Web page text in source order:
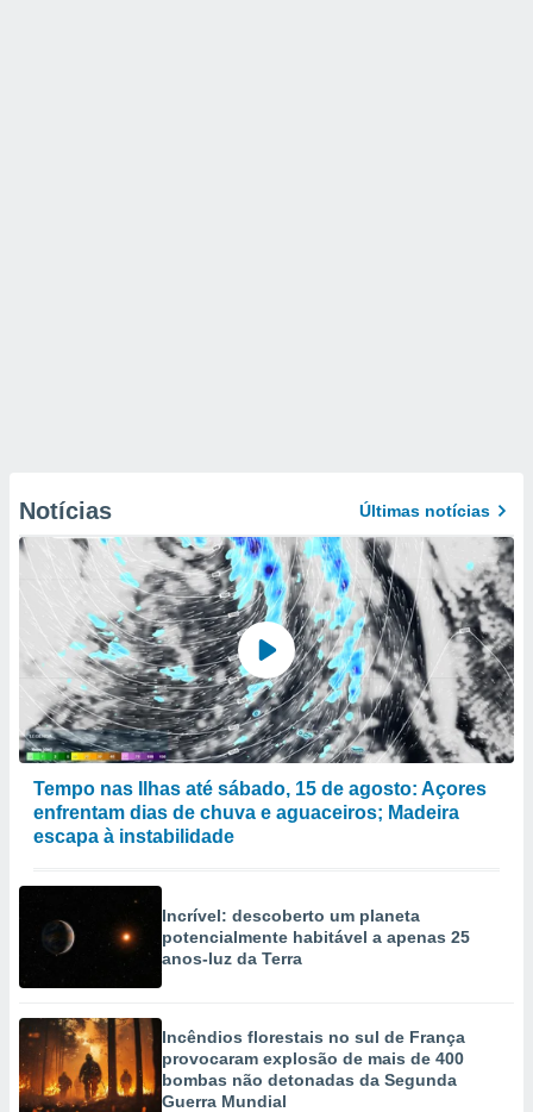
Notícias Últimas notícias
Tempo nas Ilhas até sábado, 15 de agosto: Açores
enfrentam dias de chuva e aguaceiros; Madeira
escapa à instabilidade
Incrível: descoberto um planeta
potencialmente habitável a apenas 25
anos-luz da Terra
Incêndios florestais no sul de França
provocaram explosão de mais de 400
bombas não detonadas da Segunda
Guerra Mundial